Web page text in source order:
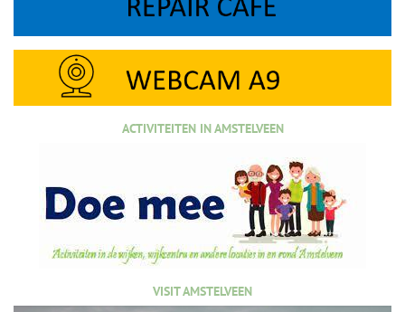
ACTIVITEITEN IN AMSTELVEEN
VISIT AMSTELVEEN